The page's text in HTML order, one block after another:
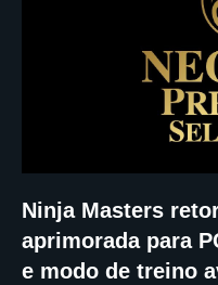
Ninja Masters
aprimorada para
e modo de treino